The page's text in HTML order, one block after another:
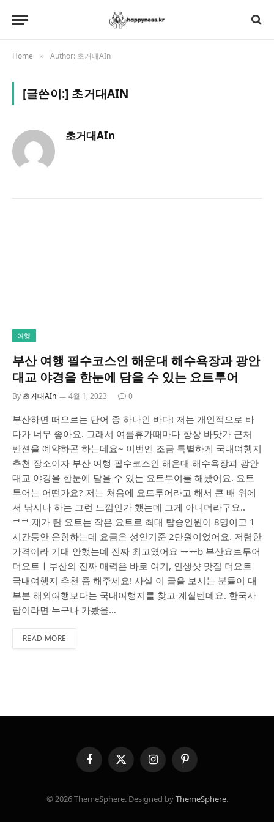
Home » Author: 초거대AIn
[글쓴이:] 초거대AIN
초거대AIn
여행
부산 여행 필수코스인 해운대 해수욕장과 광안
대교 야경을 한눈에 담을 수 있는 요트투어
By 초거대AIn 4월 1, 2023 0
부산하면 떠오르는 단어 중 하나인 바다! 저는 개인적으로 바
다가 너무 좋아요. 그래서 여름휴가때마다 항상 바닷가 근처
펜션을 예약하곤 하는데요~ 이번엔 조금 특별하게 국내여행지
추천 장소이자 부산 여행 필수코스인 해운대 해수욕장과 광안
대교 야경을 한눈에 담을 수 있는 요트투어를 해봤어요. 요트
투어는 어떤가요? 저는 처음에 요트투어라고 해서 큰 배 위에
서 낚시나 하는 그런 느낌인가 했는데 그게 아니더라구요..
ᄏᄏ 제가 탄 요트는 작은 요트로 최대 탑승인원이 8명이고 1
시간동안 운항하는데 요금은 성인기준 2만원이었어요. 저렴한
가격이라 기대 안했는데 진짜 최고였어요 ᅲᅲb 부산요트투어
더요트ㅣ부산의 진짜 매력은 바로 여기, 인생샷 맛집 더요트
국내여행지 추천 좀 해주세요! 사실 이 글을 보시는 분들이 대
부분 해외여행보다는 국내여행지를 찾고 계실텐데요. 한국사
람이라면 누구나 가봤을…
READ MORE
FacebookX
(Twitter)
InstagramPinterest
© 2026 ThemeSphere. Designed byThemeSphere.